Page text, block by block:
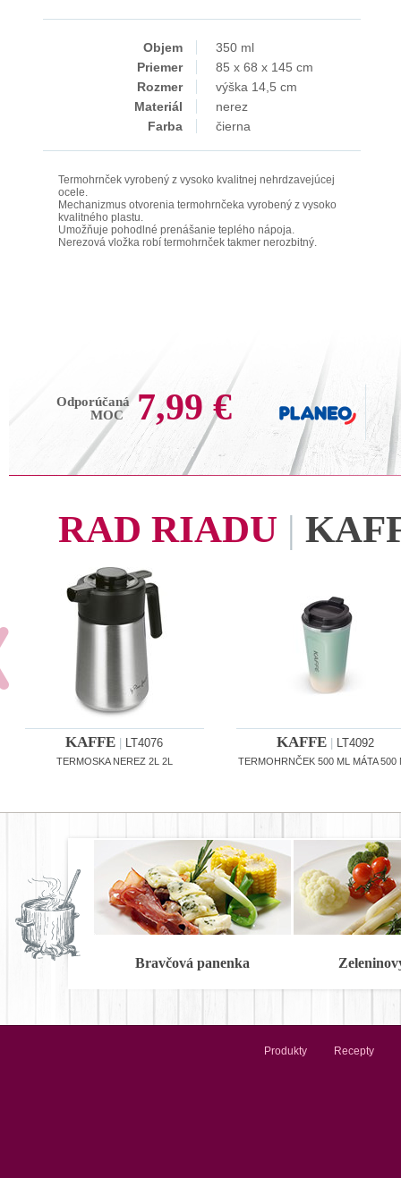
Objem
350 ml
Priemer
85 x 68 x 145 cm
Rozmer
výška 14,5 cm
Materiál
nerez
Farba
čierna
Termohrnček vyrobený z vysoko kvalitnej nehrdzavejúcej
ocele.
Mechanizmus otvorenia termohrnčeka vyrobený z vysoko
kvalitného plastu.
Umožňuje pohodlné prenášanie teplého nápoja.
Nerezová vložka robí termohrnček takmer nerozbitný.
Odporúčaná
MOC
7,99 €
RAD RIADU |
KAFFE LT4076
TERMOSKA NEREZ 2L 2L
KAFFE LT4092
TERMOHRNČEK 500 ML MÁTA 500
Bravčová panenka
Produkty Recepty